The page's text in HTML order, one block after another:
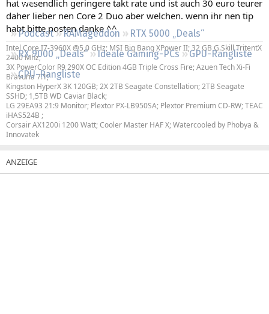
Podcast RAMageddon
RTX 5000 „Deals“
RX 9000 „Deals“
Ideale Gaming-PCs
GPU-Rangliste
CPU-Rangliste
hat wesendlich geringere takt rate und ist auch 30 euro teurer
daher lieber nen Core 2 Duo aber welchen. wenn ihr nen tip
habt bitte posten danke ^^
Intel Core I7-3960X @5,0 GHz; MSI Big Bang XPower II; 32 GB G.Skill TritentX
2400 Mhz;
3X PowerColor R9 290X OC Edition 4GB Triple Cross Fire; Azuen Tech Xi-Fi
Bravuria 7.1;
Kingston HyperX 3K 120GB; 2X 2TB Seagate Constellation; 2TB Seagate
SSHD; 1,5TB WD Caviar Black;
LG 29EA93 21:9 Monitor; Plextor PX-LB950SA; Plextor Premium CD-RW; TEAC
iHAS524B ;
Corsair AX1200i 1200 Watt; Cooler Master HAF X; Watercooled by Phobya &
Innovatek